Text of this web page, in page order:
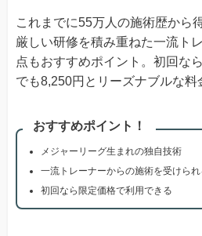
これまでに55万人の施術歴から
厳しい研修を積み重ねた一流ト
点もおすすめポイント。初回な
でも8,250円とリーズナブルな料
おすすめポイント！
メジャーリーグ生まれの独自技術
一流トレーナーからの施術を受けられ
初回なら限定価格で利用できる